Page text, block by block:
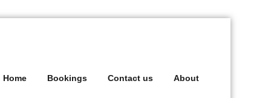
Home Bookings Contact us About